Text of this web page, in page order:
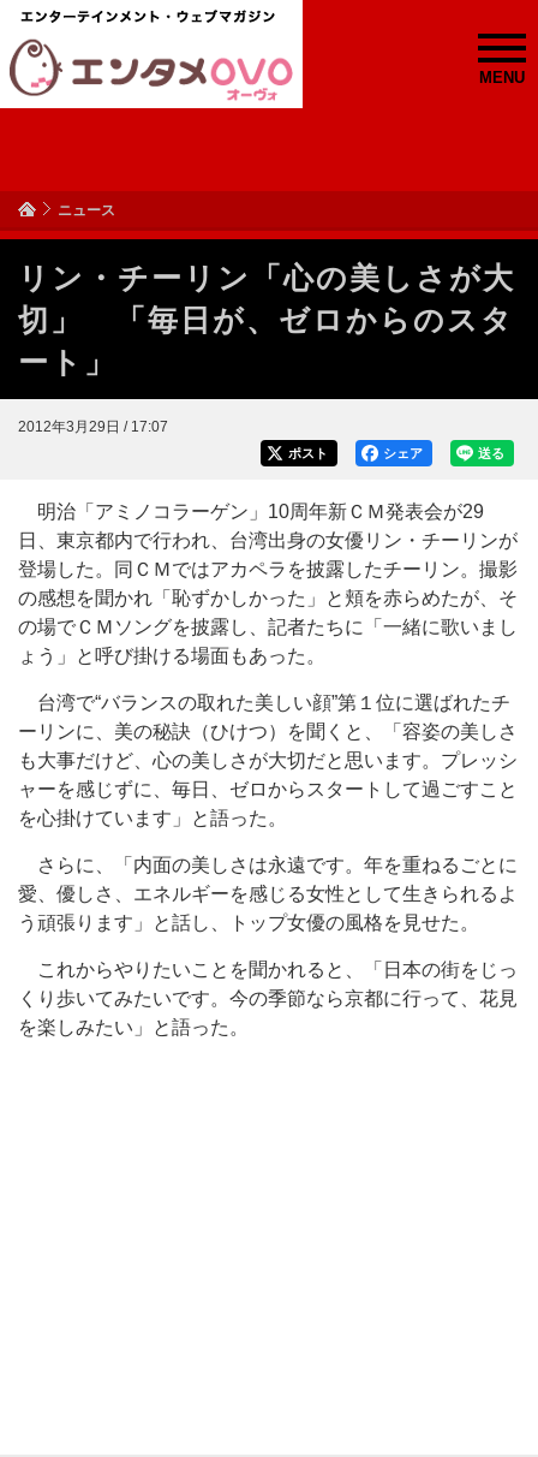
MENU
ニュース
リン・チーリン「心の美しさが大
切」 「毎日が、ゼロからのスタ
ート」
2012年3月29日 / 17:07
送る
シェア
ポスト
明治「アミノコラーゲン」10周年新ＣＭ発表会が29
日、東京都内で行われ、台湾出身の女優リン・チーリンが
登場した。同ＣＭではアカペラを披露したチーリン。撮影
の感想を聞かれ「恥ずかしかった」と頬を赤らめたが、そ
の場でＣＭソングを披露し、記者たちに「一緒に歌いまし
ょう」と呼び掛ける場面もあった。
台湾で“バランスの取れた美しい顔”第１位に選ばれたチ
ーリンに、美の秘訣（ひけつ）を聞くと、「容姿の美しさ
も大事だけど、心の美しさが大切だと思います。プレッシ
ャーを感じずに、毎日、ゼロからスタートして過ごすこと
を心掛けています」と語った。
さらに、「内面の美しさは永遠です。年を重ねるごとに
愛、優しさ、エネルギーを感じる女性として生きられるよ
う頑張ります」と話し、トップ女優の風格を見せた。
これからやりたいことを聞かれると、「日本の街をじっ
くり歩いてみたいです。今の季節なら京都に行って、花見
を楽しみたい」と語った。